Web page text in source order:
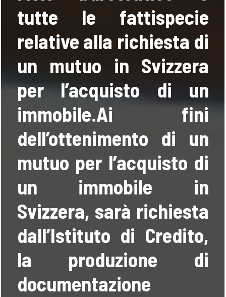
tutte le fattispecie
relative alla richiesta di
un mutuo in Svizzera
per l’acquisto di un
immobile.Ai fini
dell’ottenimento di un
mutuo per l’acquisto di
un immobile in
Svizzera, sarà richiesta
dall’Istituto di Credito,
la produzione di
documentazione